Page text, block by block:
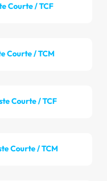
Courte / TCF
Courte / TCM
Courte / TCF
Courte / TCM